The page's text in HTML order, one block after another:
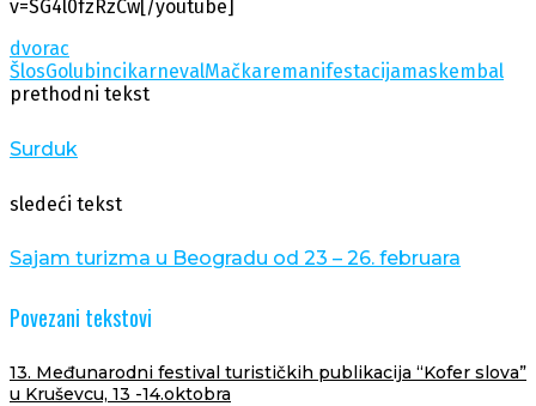
v=SG4l0fzRzCw[/youtube]
dvorac
ŠlosGolubinci karnevalMačkaremanifestacijamaskembal
prethodni tekst
Surduk
sledeći tekst
Sajam turizma u Beogradu od 23 – 26. februara
Povezani tekstovi
13. Međunarodni festival turističkih publikacija “Kofer slova”
u Kruševcu, 13 -14.oktobra